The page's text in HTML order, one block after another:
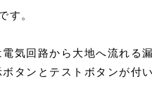
。
気回路から大地へ流れる
タンとテストボタンが付